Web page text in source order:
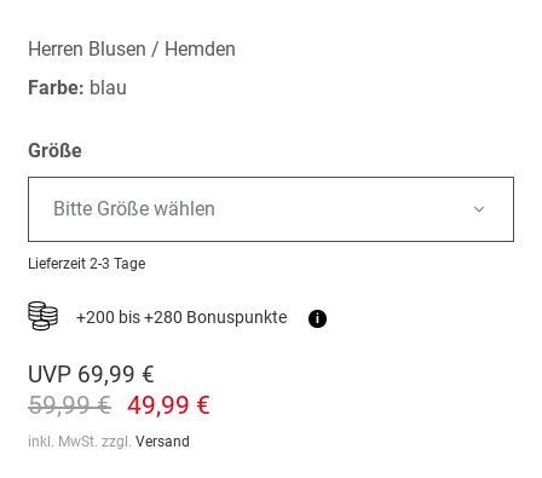
springen
Herren Blusen / Hemden
Farbe: blau
Größe
Bitte Größe wählen
Lieferzeit 2-3 Tage
+200 bis +280 Bonuspunkte i
UVP 69,99 €
59,99 € 49,99 €
inkl. MwSt. zzgl. Versand